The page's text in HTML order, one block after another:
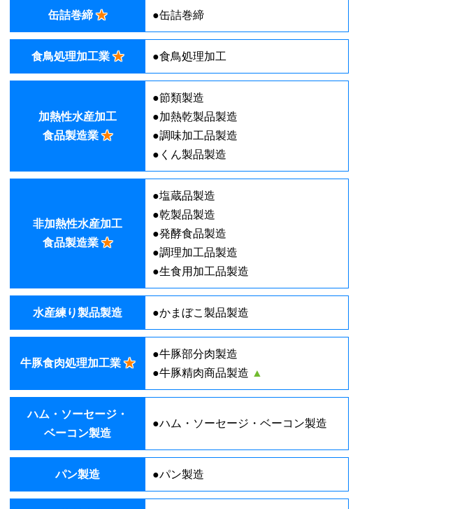
缶詰巻締★ ●缶詰巻締
食鳥処理加工業★ ●食鳥処理加工
加熱性水産加工
食品製造業★
●節類製造
●加熱乾製品製造
●調味加工品製造
●くん製品製造
非加熱性水産加工
食品製造業★
●塩蔵品製造
●乾製品製造
●発酵食品製造
●調理加工品製造
●生食用加工品製造
水産練り製品製造 ●かまぼこ製品製造
牛豚食肉処理加工業★
●牛豚部分肉製造
●牛豚精肉商品製造 ▲
ハム・ソーセージ・
ベーコン製造
●ハム・ソーセージ・ベーコン製造
パン製造 ●パン製造